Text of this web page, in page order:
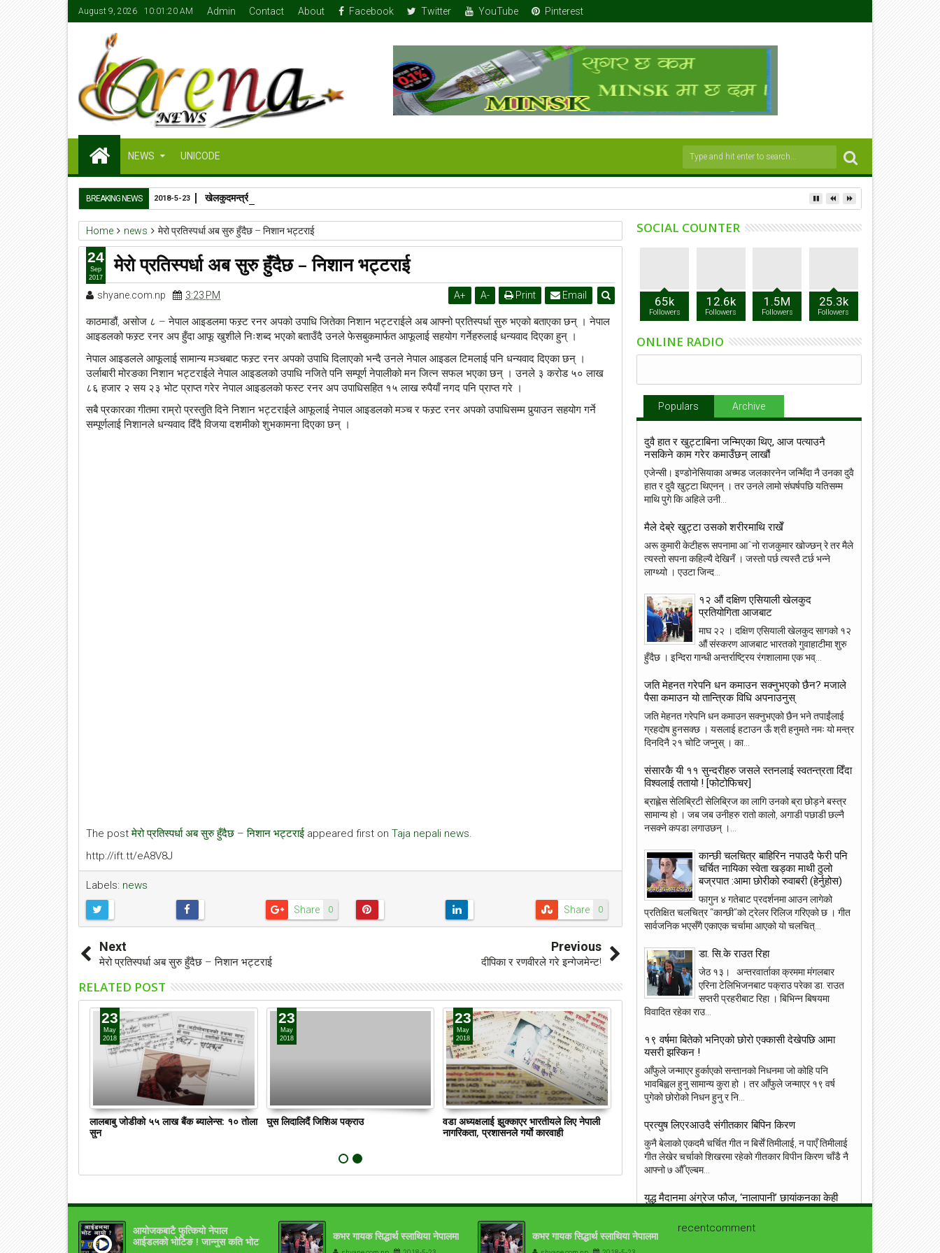
August 9, 2026 10:01:21 AM Admin Contact About Facebook Twitter YouTube Pinterest
NEWS UNICODE
BREAKING NEWS खेलकुदमन्त्री जेबी सुनारको ५० तोला सुन
2018-5-23
Home news मेरो प्रतिस्पर्धा अब सुरु हुँदैछ – निशान भट्टराई
मेरो प्रतिस्पर्धा अब सुरु हुँदैछ – निशान भट्टराई
shyane.com.np 3:23 PM A+ A- Print Email
काठमाडौं, असोज ८ – नेपाल आइडलमा फस्र्ट रनर अपको उपाधि जितेका निशान भट्टराईले अब आफ्नो प्रतिस्पर्धा सुरु भएको बताएका छन् । नेपाल
आइडलको फस्र्ट रनर अप हुँदा आफू खुशीले निःशब्द भएको बताउँदै उनले फेसबुकमार्फत आफूलाई सहयोग गर्नेहरुलाई धन्यवाद दिएका हुन् ।
नेपाल आइडलले आफूलाई सामान्य मञ्चबाट फस्र्ट रनर अपको उपाधि दिलाएको भन्दै उनले नेपाल आइडल टिमलाई पनि धन्यवाद दिएका छन् ।
उर्लाबारी मोरङका निशान भट्टराईले नेपाल आइडलको उपाधि नजिते पनि सम्पूर्ण नेपालीको मन जित्न सफल भएका छन् । उनले ३ करोड ५० लाख
८६ हजार २ सय २३ भोट प्राप्त गरेर नेपाल आइडलको फस्ट रनर अप उपाधिसहित १५ लाख रुपैयाँ नगद पनि प्राप्त गरे ।
सबै प्रकारका गीतमा राम्रो प्रस्तुति दिने निशान भट्टराईले आफूलाई नेपाल आइडलको मञ्च र फस्र्ट रनर अपको उपाधिसम्म पुर्‍याउन सहयोग गर्ने
सम्पूर्णलाई निशानले धन्यवाद दिँदै विजया दशमीको शुभकामना दिएका छन् ।
The postमेरो प्रतिस्पर्धा अब सुरु हुँदैछ – निशान भट्टराईappeared first on Taja nepali news.
http://ift.tt/eA8V8J
Labels: news
0
Share 0
Share
24
Sep
2017
Next
मेरो प्रतिस्पर्धा अब सुरु हुँदैछ – निशान भट्टराई
Previous
दीपिका र रणवीरले गरे इन्गेजमेन्ट!
RELATED POST
23
May
2018
लालबाबु जोडीको ५५ लाख बैंक ब्यालेन्स: १० तोला
सुन
23
May
2018
घुस लिदालिदैं जिशिअ पक्राउ
23
May
2018
वडा अध्यक्षलाई झुक्काएर भारतीयले लिए नेपाली
नागरिकता, प्रशासनले गर्याे कारवाही
23
2018
कांग्रेस उपसभापति निधि अमेरिकामा
2018
ब्याटिङ
SOCIAL COUNTER
65k
Followers
12.6k
Followers
1.5M
Followers
25.3k
Followers
ONLINE RADIO
Populars Archive
दुवै हात र खुट्टाबिना जन्मिएका थिए, आज पत्याउनै
नसकिने काम गरेर कमाउँछन् लाखौं
एजेन्सी। इण्डोनेसियाका अच्मड जलकारनेन जन्मिँदा नै उनका दुवै
हात र दुवै खुट्टा थिएनन् । तर उनले लामो संघर्षपछि यतिसम्म
माथि पुगे कि अहिले उनी...
मैले देब्रे खुट्टा उसको शरीरमाथि राखेँ
अरू कुमारी केटीहरू सपनामा आˆनो राजकुमार खोज्छन् रे तर मैले
त्यस्तो सपना कहिल्यै देखिनँ । जस्तो पर्छ त्यस्तै टर्छ भन्ने
लाग्थ्यो । एउटा जिन्द...
१२ औं दक्षिण एसियाली खेलकुद
प्रतियोगिता आजबाट
माघ २२ । दक्षिण एसियाली खेलकुद सागको १२
औं संस्करण आजबाट भारतको गुवाहाटीमा शुरु
हुँदैछ । इन्दिरा गान्धी अन्तर्राष्ट्रिय रंगशालामा एक भव्...
जति मेहनत गरेपनि धन कमाउन सक्नुभएको छैन? मजाले
पैसा कमाउन यो तान्त्रिक विधि अपनाउनुस्
जति मेहनत गरेपनि धन कमाउन सक्नुभएको छैन भने तपाईंलाई
ग्रहदोष हुनसक्छ । यसलाई हटाउन ऊँ श्री हनुमते नमः यो मन्त्र
दिनदिनै २१ चोटि जप्नुस् । का...
संसारकै यी ११ सुन्दरीहरु जसले स्तनलाई स्वतन्त्रता दिँदा
विश्वलाई ततायो ! [फोटोफिचर]
ब्राह्लेस सेलिब्रिटी सेलिब्रिज का लागि उनको ब्रा छोड़ने बस्त्र
सामान्य हो । जब जब उनीहरु रातो कालो, अगाडी पछाडी छल्नै
नसक्ने कपडा लगाउछन् ।...
कान्छी चलचित्र बाहिरिन नपाउदै फेरी पनि
चर्चित नायिका स्वेता खड्का माथी ठुलो
बज्रपात :आमा छोरीको रुवाबरी (हेर्नुहोस)
फागुन ४ गतेबाट प्रदर्शनमा आउन लागेको
प्रतिक्षित चलचित्र “कान्छी”को ट्रेलर रिलिज गरिएको छ । गीत
सार्वजनिक भएसँगै एकाएक चर्चामा आएको यो चलचित्...
डा. सि.के राउत रिहा
जेठ १३। अन्तरवार्ताका क्रममा मंगलबार
एरिना टेलिभिजनबाट पक्राउ परेका डा. राउत
सप्तरी प्रहरीबाट रिहा । बिभिन्न बिषयमा
विवादित रहेका राउ...
१९ वर्षमा बितेको भनिएको छोरो एक्कासी देखेपछि आमा
यसरी झस्किन !
आँफुले जन्माएर हुर्काएको सन्तानको निधनमा जो कोहि पनि
भावबिह्वल हुनु सामान्य कुरा हो । तर आँफुले जन्माएर १९ वर्ष
पुगेको छोरोको निधन हुनु र नि...
प्रत्युष लिएरआउदै संगीतकार बिपिन किरण
कुनै बेलाको एकदमै चर्चित गीत न बिर्सें तिमीलाई, न पाएँ तिमीलाई
गीत लेखेर चर्चाको शिखरमा रहेको गीतकार विपीन किरण चाँडै नै
आफ्नो ७ औँ एल्बम...
युद्ध मैदानमा अंग्रेज फौज, ‘नालापानी’ छायांकनका केही
दृश्य
नालापानी युद्ध विशेष फिल्म 'नालापानी' छायांकनको क्रममा छ।
शुक्रबार फिल्मको नारायणहिटी दरबार परिसरमा सुटिङ भयो।
आयोजकबाटै फुत्कियो नेपाल
आईडलको भोटिङ ! जान्नुस कति भोट
कभर गायक सिद्धार्थ स्लाथिया नेपालमा कभर गायक सिद्धार्थ स्लाथिया नेपालमा
recentcomment